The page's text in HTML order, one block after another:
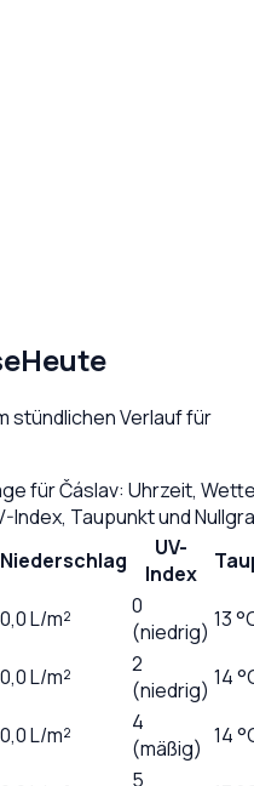
Heute
stündlichen Verlauf für
fürČáslav: Uhrzeit,
Index, Taupunkt und
Niederschlag
UV-
Index
0,0L/m²
0
(niedrig) 13
0,0L/m²
2
(niedrig) 14
0,0L/m²
4
(mäßig) 14
5